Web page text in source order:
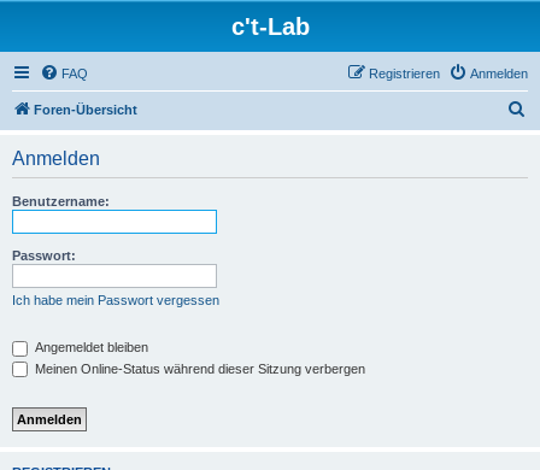
c't-Lab
FAQ Anmelden
Registrieren
Foren-Übersicht
Anmelden
Benutzername:
Passwort:
Ich habe mein Passwort vergessen
Angemeldet bleiben
Meinen Online-Status während dieser Sitzung verbergen